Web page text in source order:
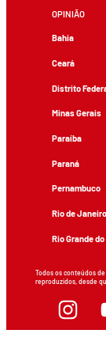
OPINIÃO
Bahia
Ceará
Distrito
Minas Gerais
Paraíba
Paraná
Pernambuco
Rio de Janeiro
Rio Grande
Todos os conteúdos
reproduzidos, desde